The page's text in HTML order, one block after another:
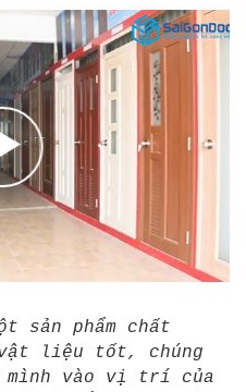
sản phẩm chất
liệu tốt, chúng
vào vị trí của